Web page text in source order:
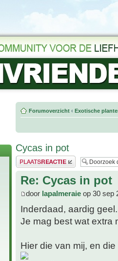
Forumoverzicht ‹ Exotische
Cycas in pot
Plaats een reactie
Re: Cycas in pot
door lapalmeraie op 30 sep
Inderdaad, aardig geel.
Je mag best wat extra
Hier die van mij, en